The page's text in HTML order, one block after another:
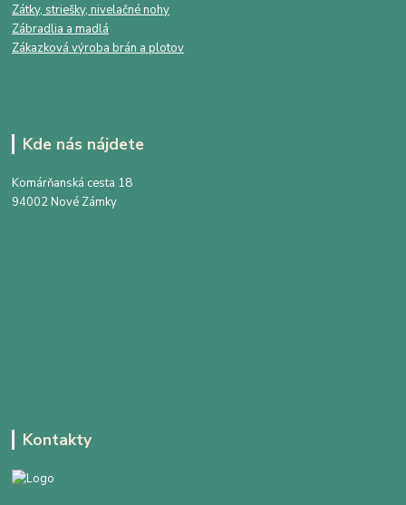
Zátky, striešky, nivelačné nohy
Zábradlia a madlá
Zákazková výroba brán a plotov
Kde nás nájdete
Komárňanská cesta 18
94002 Nové Zámky
Kontakty